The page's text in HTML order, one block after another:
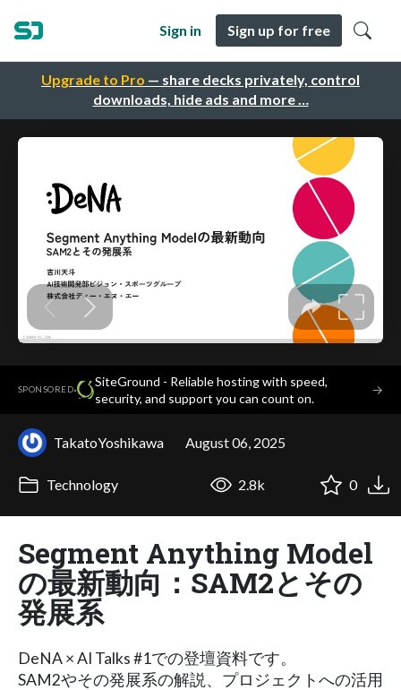
Upgrade to Pro — share decks privately, control
downloads, hide ads and more …
Sign in Sign up for free
SPONSORED·
SiteGround - Reliable hosting with speed,
security, and support you can count on.
→
TakatoYoshikawa August 06, 2025
Technology 2.8k 0
Segment Anything Model
の最新動向：SAM2とその
発展系
DeNA × AI Talks #1での登壇資料です。
SAM2やその発展系の解説、プロジェクトへの活用